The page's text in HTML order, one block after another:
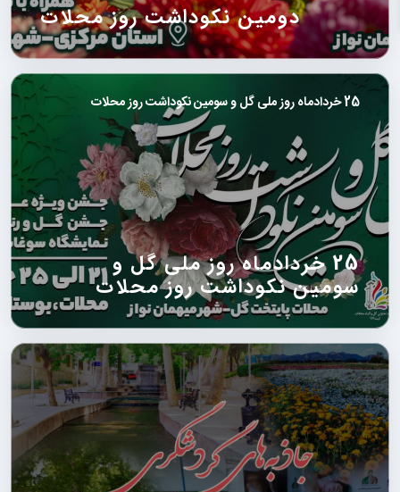
دومین نکوداشت روز محلات
25 خردادماه روز ملی گل و سومین نکوداشت روز محلات
25 خردادماه روز ملی گل و
سومین نکوداشت روز محلات